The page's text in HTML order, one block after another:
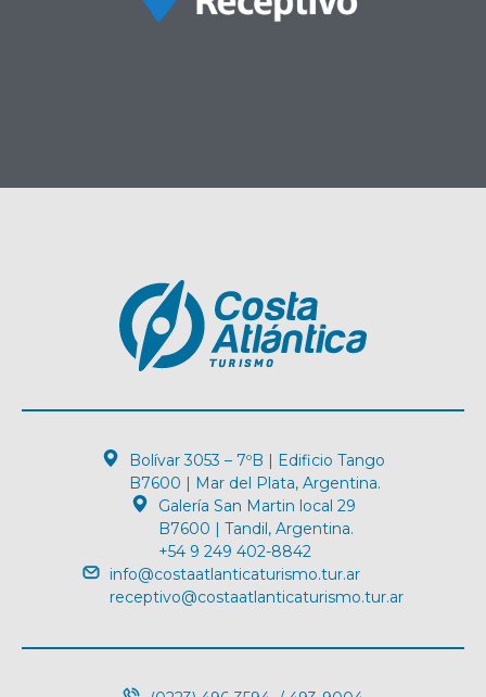
Bolívar 3053 – 7ºB | Edificio Tango
B7600 | Mar del Plata, Argentina.
Galería San Martin local 29
B7600 | Tandil, Argentina.
+54 9 249 402-8842
info@costaatlanticaturismo.tur.ar
receptivo@costaatlanticaturismo.tur.ar